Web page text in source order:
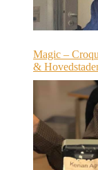
Magic –
&